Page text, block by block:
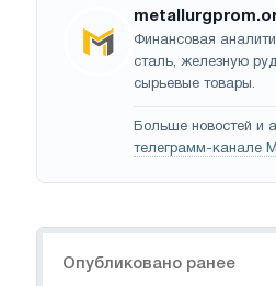
Финансовая
сталь, железную
сырьевые товары.
Больше новостей и
телеграмм-канале
Опубликовано ранее